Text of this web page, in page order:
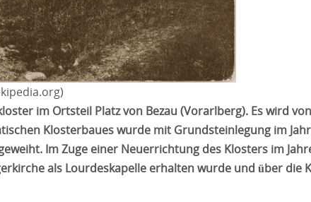
im Ortsteil Platz von Bezau (Vorarlberg). Es wird
Klosterbaues wurde mit Grundsteinlegung im
Im Zuge einer Neuerrichtung des Klosters im
als Lourdeskapelle erhalten wurde und über die